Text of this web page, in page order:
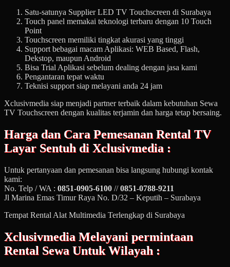
Satu-satunya Supplier LED TV Touchscreen di Surabaya
Touch panel memakai teknologi terbaru dengan 10 Touch
Point
Touchscreen memiliki tingkat akurasi yang tinggi
Support bebagai macam Aplikasi: WEB Based, Flash,
Dekstop, maupun Android
Bisa Trial Aplikasi sebelum dealing dengan jasa kami
Pengantaran tepat waktu
Teknisi support siap melayani anda 24 jam
Xclusivmedia siap menjadi partner terbaik dalam kebutuhan Sewa
TV Touchscreen dengan kualitas terjamin dan harga tetap bersaing.
Harga dan Cara Pemesanan Rental TV
Layar Sentuh di Xclusivmedia :
Untuk pertanyaan dan pemesanan bisa langsung hubungi kontak
kami:
No. Telp / WA : 0851-0905-6100 //0851-0788-9211
Jl Marina Emas Timur Raya No. D/32 – Keputih – Surabaya
Tempat Rental Alat Multimedia Terlengkap di Surabaya
Xclusivmedia Melayani permintaan
Rental Sewa Untuk Wilayah :